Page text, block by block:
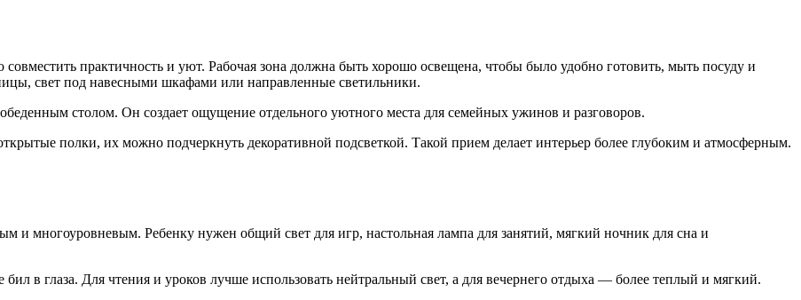
практичность и уют. Рабочая зона должна быть хорошо освещена, чтобы было удобно готовить, мыть посуду и
свет под навесными шкафами или направленные светильники.
столом. Он создает ощущение отдельного уютного места для семейных ужинов и разговоров.
полки, их можно подчеркнуть декоративной подсветкой. Такой прием делает интерьер более глубоким и атмосферным.
и многоуровневым. Ребенку нужен общий свет для игр, настольная лампа для занятий, мягкий ночник для сна и
в глаза. Для чтения и уроков лучше использовать нейтральный свет, а для вечернего отдыха — более теплый и мягкий.